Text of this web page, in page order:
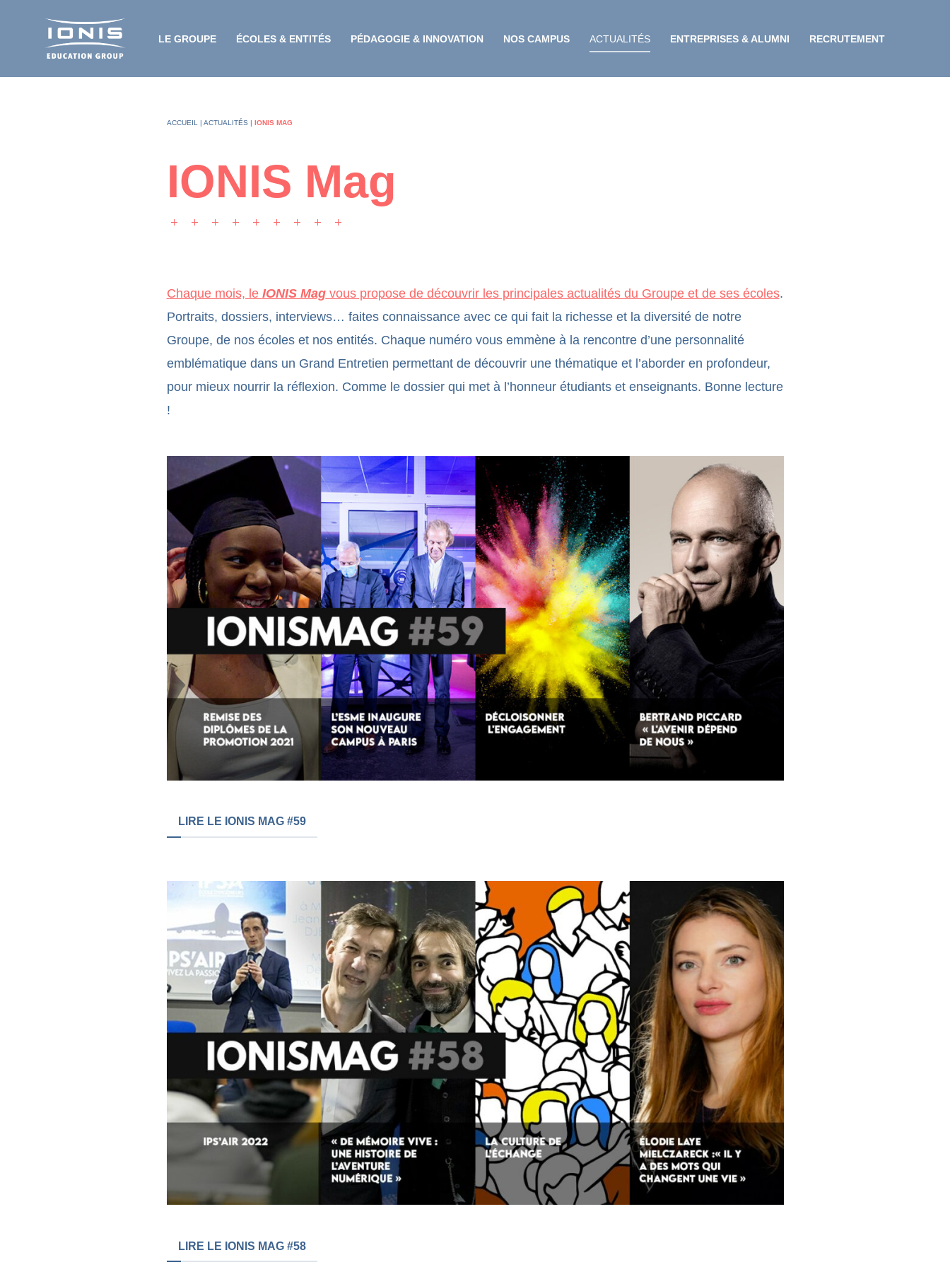
LE GROUPE ÉCOLES & ENTITÉS PÉDAGOGIE & INNOVATION NOS CAMPUS ACTUALITÉS ENTREPRISES & ALUMNI RECRUTEMENT
ACCUEIL | ACTUALITÉS | IONIS MAG
IONIS Mag
Chaque mois, le IONIS Magvous propose de découvrir les principales actualités du Groupe et de ses écoles.
Portraits, dossiers, interviews… faites connaissance avec ce qui fait la richesse et la diversité de notre
Groupe, de nos écoles et nos entités. Chaque numéro vous emmène à la rencontre d’une personnalité
emblématique dans un Grand Entretien permettant de découvrir une thématique et l’aborder en profondeur,
pour mieux nourrir la réflexion. Comme le dossier qui met à l’honneur étudiants et enseignants. Bonne lecture
!
LIRE LE IONIS MAG #59
LIRE LE IONIS MAG #58